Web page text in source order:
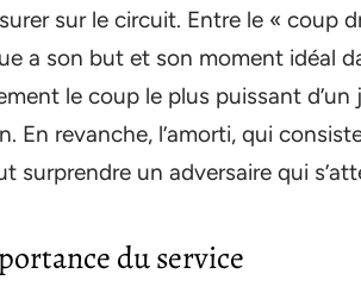
sur le circuit. Entre le « coup
a son but et son moment idéal
le coup le plus puissant
En revanche, l’amorti, qui
surprendre un adversaire qui
du service